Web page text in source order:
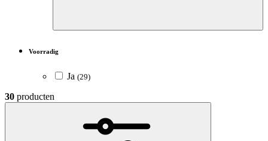
Voorradig
Ja (29)
30 producten